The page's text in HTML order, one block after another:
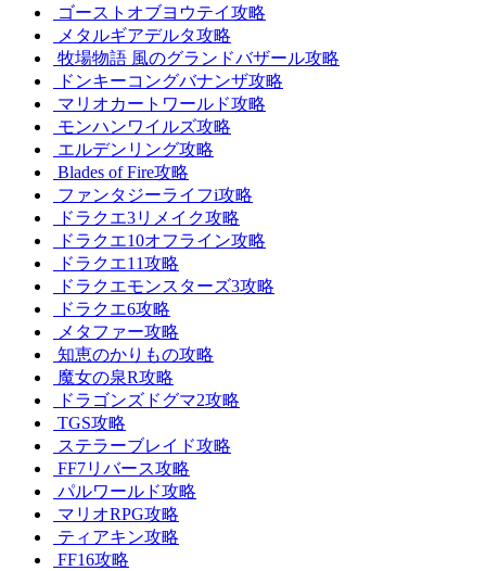
ゴーストオブヨウテイ攻略
メタルギアデルタ攻略
牧場物語 風のグランドバザール攻略
ドンキーコングバナンザ攻略
マリオカートワールド攻略
モンハンワイルズ攻略
エルデンリング攻略
Blades of Fire攻略
ファンタジーライフi攻略
ドラクエ3リメイク攻略
ドラクエ10オフライン攻略
ドラクエ11攻略
ドラクエモンスターズ3攻略
ドラクエ6攻略
メタファー攻略
知恵のかりもの攻略
魔女の泉R攻略
ドラゴンズドグマ2攻略
TGS攻略
ステラーブレイド攻略
FF7リバース攻略
パルワールド攻略
マリオRPG攻略
ティアキン攻略
FF16攻略